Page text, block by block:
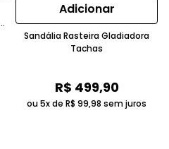
Adicionar
Sandália Rasteira Gladiadora
Tachas
R$ 499,90
ou 5x de R$ 99,98 sem juros